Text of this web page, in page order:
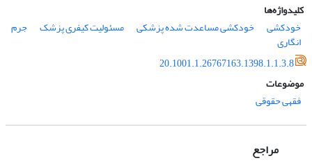
کلیدواژه‌ها
خودکشی
خودکشی مساعدت شده پزشکی مسئولیت کیفری پزشک جرم
انگاری
20.1001.1.26767163.1398.1.1.3.8
موضوعات
فقهی حقوقی
مراجع